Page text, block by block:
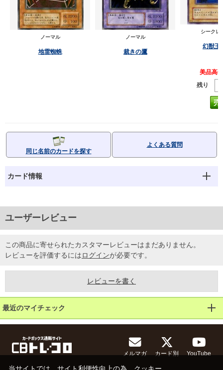
ノーマル
地雷蜘蛛
ノーマル
裁きの鷹
シークレ
幻獣王
美品高
残り
同じ名前のカードを探す
よくある質問
カード情報
ユーザーレビュー
この商品に寄せられたカスタマーレビューはまだありません。
レビューを評価するにはログインが必要です。
レビューを書く
最近のマイチェック
メルマガ カード別 YouTube